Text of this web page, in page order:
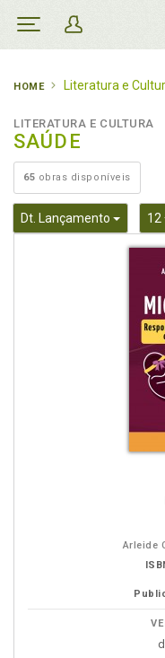
HOME Literatura e
LITERATURA E CULTURA
SAÚDE
65 obras disponíveis
Dt. Lançamento Toggle
12
Arleide